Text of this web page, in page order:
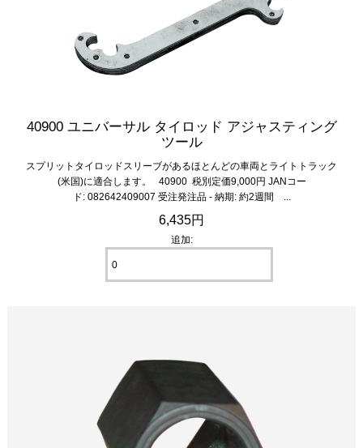
40900 ユニバーサル タイロッド アジャスティング
ツール
スプリットタイロッドスリーブがあるほとんどの車両とライトトラック
(米国)に適合します。 40900 税別定価9,000円 JANコー
ド: 082642409007 受注発注品 - 納期: 約2週間 ...
6,435円
追加: